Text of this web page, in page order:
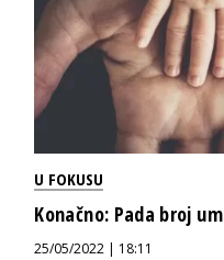
U FOKUSU
Konačno: Pada broj
25/05/2022 | 18:11